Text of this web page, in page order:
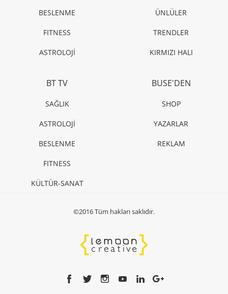
BESLENME
FITNESS
ASTROLOJİ
ÜNLÜLER
TRENDLER
KIRMIZI HALI
BT TV
SAĞLIK
ASTROLOJİ
BESLENME
FITNESS
KÜLTÜR-SANAT
BUSE'DEN
SHOP
YAZARLAR
REKLAM
©2016 Tüm hakları saklıdır.